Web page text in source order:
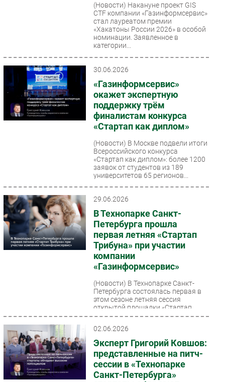
(Новости) Накануне проект GIS
CTF компании «Газинформсервис»
стал лауреатом премии
«Хакатоны России 2026» в особой
номинации. Заявленное в
категории...
30.06.2026
«Газинформсервис»
окажет экспертную
поддержку трём
финалистам конкурса
«Стартап как диплом»
(Новости) В Москве подвели итоги
Всероссийского конкурса
«Стартап как диплом»: более 1200
заявок от студентов из 189
университетов 65 регионов...
29.06.2026
В Технопарке Санкт-
Петербурга прошла
первая летняя «Стартап
Трибуна» при участии
компании
«Газинформсервис»
(Новости) В Технопарке Санкт-
Петербурга состоялась первая в
этом сезоне летняя сессия
открытой площадки «Стартап
Трибуна» при участии компании...
02.06.2026
Эксперт Григорий Ковшов:
представленные на питч-
сессии в «Технопарке
Санкт-Петербурга»